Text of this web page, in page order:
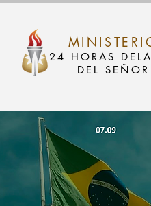
24 HORAS
DEL SEÑOR